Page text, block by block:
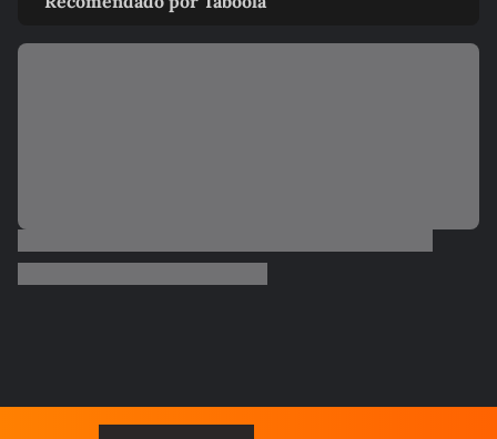
POLÍTICA
em casa sobre arma...